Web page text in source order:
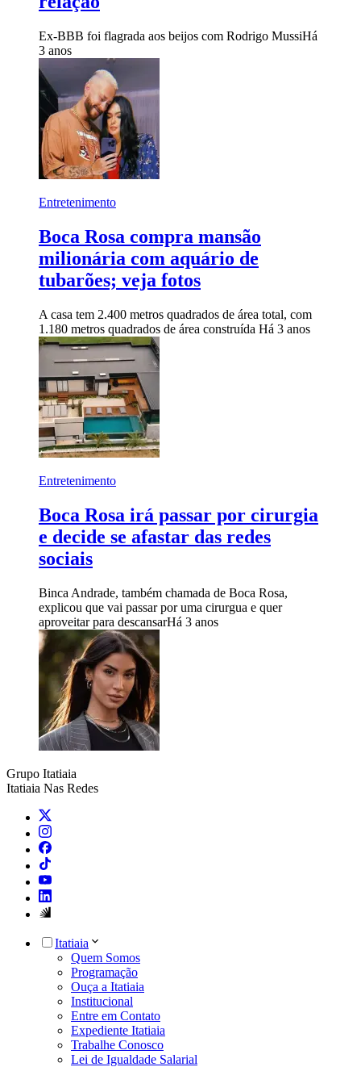
Ex-BBB foi flagrada aos beijos com Rodrigo MussiHá
3 anos
Entretenimento
Boca Rosa compra mansão
milionária com aquário de
tubarões; veja fotos
A casa tem 2.400 metros quadrados de área total, com
1.180 metros quadrados de área construída Há 3 anos
Entretenimento
Boca Rosa irá passar por cirurgia
e decide se afastar das redes
sociais
Binca Andrade, também chamada de Boca Rosa,
explicou que vai passar por uma cirurgua e quer
aproveitar para descansarHá 3 anos
Grupo Itatiaia
Itatiaia Nas Redes
Itatiaia
Quem Somos
Programação
Ouça a Itatiaia
Institucional
Entre em Contato
Expediente Itatiaia
Trabalhe Conosco
Lei de Igualdade Salarial